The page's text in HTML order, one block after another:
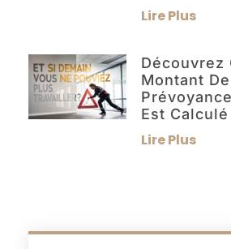
Lire Plus
Découvrez
Montant
Est Calculé
Lire Plus